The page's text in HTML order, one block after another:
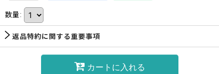
数量:
返品特約に関する重要事項
カートに入れる